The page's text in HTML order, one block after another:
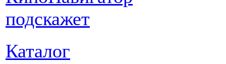
Каталог